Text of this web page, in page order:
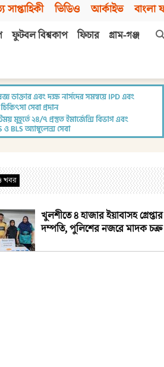
সাপ্তাহিকী ভিডিও আর্কাইভ বাংলা
ফুটবল বিশ্বকাপ ফিচার
গ্রাম-গঞ্জ
খবর
খুলশীতে ৪ হাজার ইয়াবাসহ গ্রেপ্তার
দম্পতি, পুলিশের নজরে মাদক চক্র